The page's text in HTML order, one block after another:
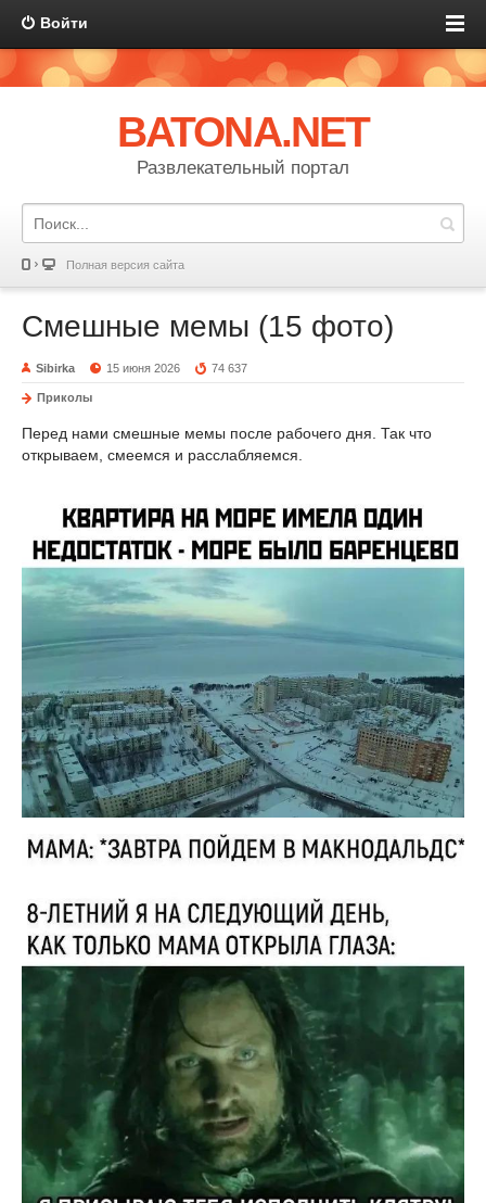
Войти
BATONA.NET
Развлекательный портал
Полная версия сайта
Смешные мемы (15 фото)
Sibirka 15 июня 2026 74 637
Приколы
Перед нами смешные мемы после рабочего дня. Так что
открываем, смеемся и расслабляемся.